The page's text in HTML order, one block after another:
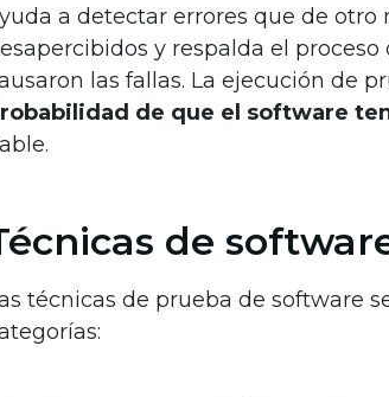
a detectar errores que de
y respalda el
las fallas. La ejecución de
de que el software
de
técnicas de prueba de software